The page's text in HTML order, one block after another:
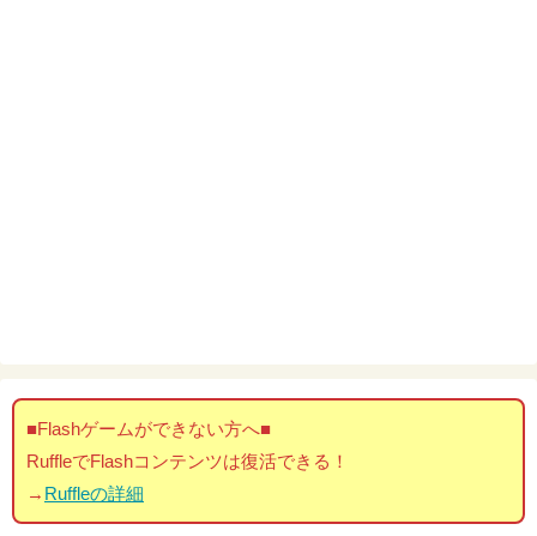
■Flashゲームができない方へ■
RuffleでFlashコンテンツは復活できる！
→ Ruffleの詳細